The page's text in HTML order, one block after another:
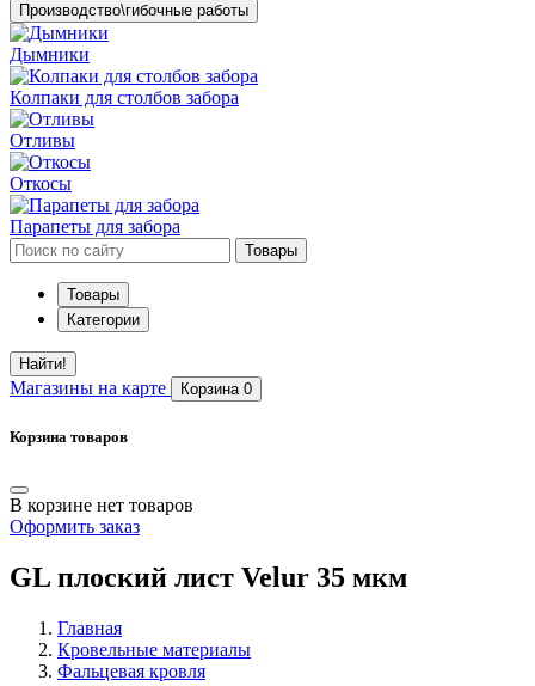
Производство\гибочные работы
Дымники
Колпаки для столбов забора
Отливы
Откосы
Парапеты для забора
Товары
Товары
Категории
Найти!
Магазины на карте Корзина 0
Корзина товаров
В корзине нет товаров
Оформить заказ
GL плоский лист Velur 35 мкм
Главная
Кровельные материалы
Фальцевая кровля